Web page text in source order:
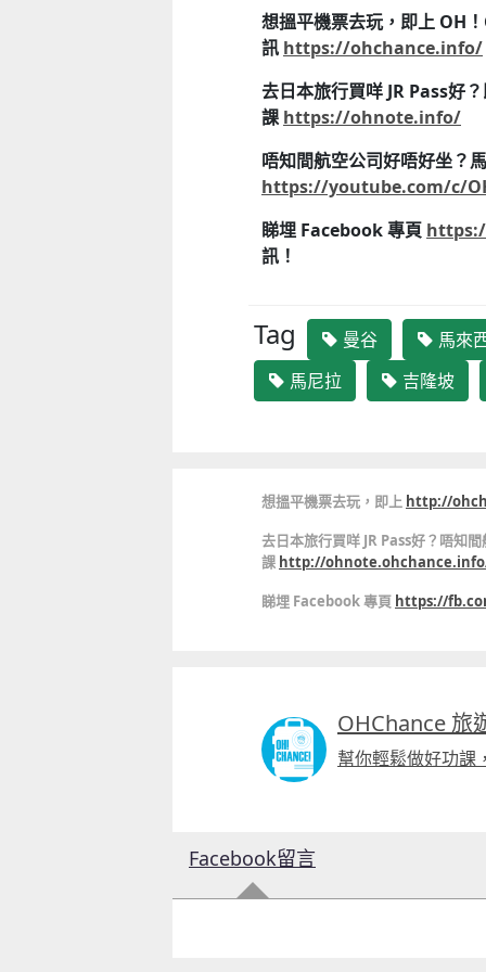
想搵平機票去玩，即上 OH
訊 https://ohchance.info/
去日本旅行買咩 JR Pass好
課 https://ohnote.info/
唔知間航空公司好唔好坐？
https://youtube.com/c/
睇埋 Facebook 專頁
訊！
Tag 曼谷
馬來
馬尼拉
吉隆坡
想搵平機票去玩，即上 http://
去日本旅行買咩 JR Pass好？唔知
課 http://
睇埋 Facebook 專頁 https://
OHChance 旅
幫你輕鬆做好功課
Facebook留言